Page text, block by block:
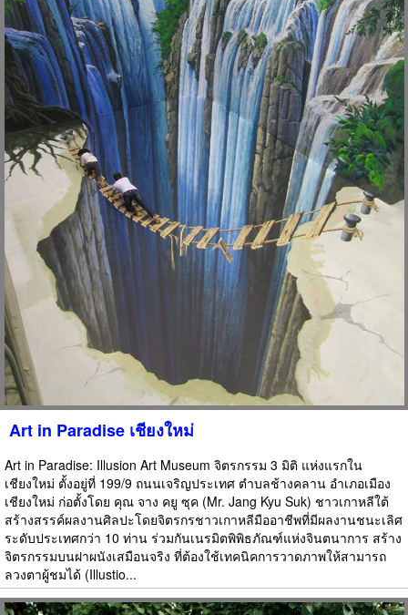
Art in Paradise เชียงใหม่
Art in Paradise: Illusion Art Museum จิตรกรรม 3 มิติ แห่งแรกใน
เชียงใหม่ ตั้งอยู่ที่ 199/9 ถนนเจริญประเทศ ตำบลช้างคลาน อำเภอเมือง
เชียงใหม่ ก่อตั้งโดย คุณ จาง คยู ซุค (Mr. Jang Kyu Suk) ชาวเกาหลีใต้
สร้างสรรค์ผลงานศิลปะโดยจิตรกรชาวเกาหลีมืออาชีพที่มีผลงานชนะเลิศ
ระดับประเทศกว่า 10 ท่าน ร่วมกันเนรมิตพิพิธภัณฑ์แห่งจินตนาการ สร้าง
จิตรกรรมบนฝาผนังเสมือนจริง ที่ต้องใช้เทคนิคการวาดภาพให้สามารถ
ลวงตาผู้ชมได้ (Illustio...